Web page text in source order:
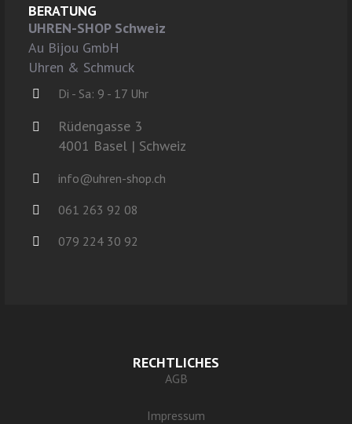
BERATUNG
UHREN-SHOP Schweiz
Au Bijou GmbH
Uhren & Schmuck
Di - Sa: 9 - 17 Uhr
Rüdengasse 3
4001 Basel | Schweiz
info@uhren-shop.ch
061 263 92 08
079 224 30 92
RECHTLICHES
AGB
Impressum